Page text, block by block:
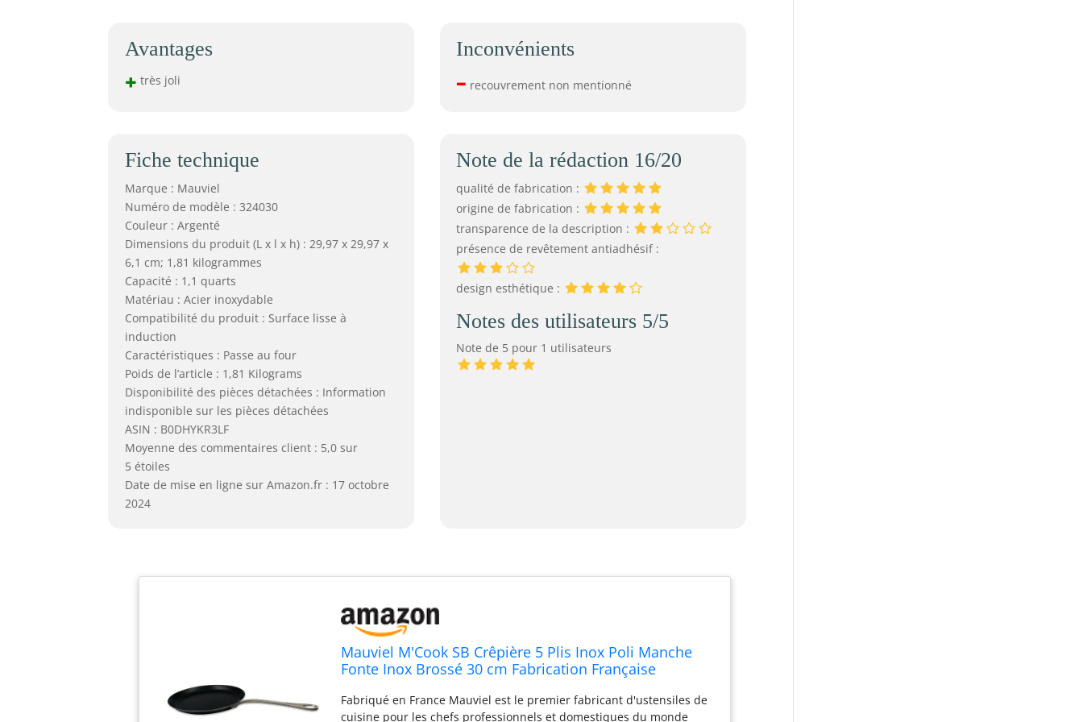
Avantages
+ très joli
Inconvénients
– recouvrement non mentionné
Fiche technique
Marque : Mauviel
Numéro de modèle : 324030
Couleur : Argenté
Dimensions du produit (L x l x h) : 29,97 x 29,97 x
6,1 cm; 1,81 kilogrammes
Capacité : 1,1 quarts
Matériau : Acier inoxydable
Compatibilité du produit : Surface lisse à
induction
Caractéristiques : Passe au four
Poids de l’article : 1,81 Kilograms
Disponibilité des pièces détachées : Information
indisponible sur les pièces détachées
ASIN : B0DHYKR3LF
Moyenne des commentaires client : 5,0 sur
5 étoiles
Date de mise en ligne sur Amazon.fr : 17 octobre
2024
Note de la rédaction 16/20
qualité de fabrication :
origine de fabrication :
transparence de la description :
présence de revêtement antiadhésif :
design esthétique :
Notes des utilisateurs 5/5
Note de 5 pour 1 utilisateurs
Mauviel M'Cook SB Crêpière 5 Plis Inox Poli Manche
Fonte Inox Brossé 30 cm Fabrication Française
Fabriqué en France Mauviel est le premier fabricant d'ustensiles de
cuisine pour les chefs professionnels et domestiques du monde